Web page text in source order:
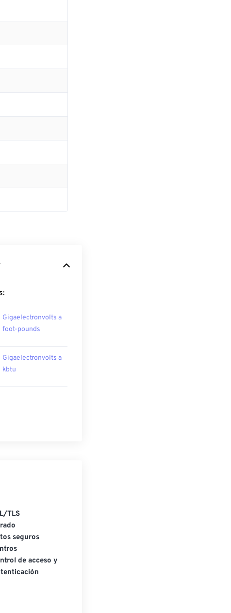
Gigaelectronvolts a
foot-pounds
Gigaelectronvolts a
kbtu
TLS
seguros
de acceso y